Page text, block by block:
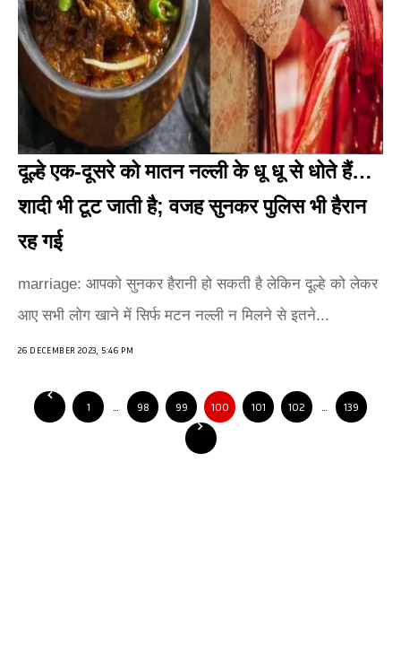
दूल्हे एक-दूसरे को मातन नल्ली के धू धू से धोते हैं…
शादी भी टूट जाती है; वजह सुनकर पुलिस भी हैरान
रह गई
marriage: आपको सुनकर हैरानी हो सकती है लेकिन दूल्हे को लेकर
आए सभी लोग खाने में सिर्फ मटन नल्ली न मिलने से इतने...
26 DECEMBER 2023, 5:46 PM
1 98 99 100 101 102 139